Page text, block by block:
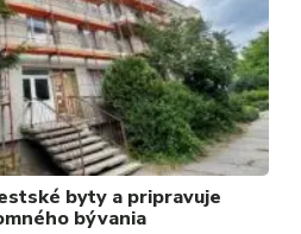
byty a pripravuje
bývania